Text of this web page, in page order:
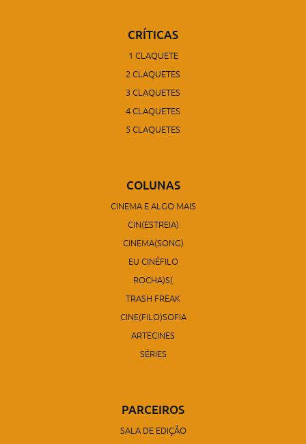
CRÍTICAS
1 CLAQUETE
2 CLAQUETES
3 CLAQUETES
4 CLAQUETES
5 CLAQUETES
COLUNAS
CINEMA E ALGO MAIS
CIN(ESTREIA)
CINEMA(SONG)
EU CINÉFILO
ROCHA)S(
TRASH FREAK
CINE(FILO)SOFIA
ARTECINES
SÉRIES
PARCEIROS
SALA DE EDIÇÃO